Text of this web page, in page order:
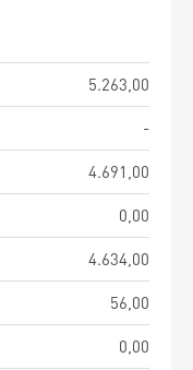
5.263,00
-
4.691,00
0,00
4.634,00
56,00
0,00